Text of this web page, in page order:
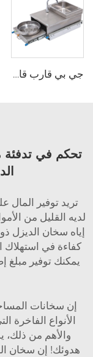
جي بي قارب قافلة كاميرفان سيارة ريفيل من الفولاذ المقاوم للصدأ سحب خارج غاز الموقد الموقد مع غسل المياه المدمج والصنبور
تحكم في تدفئة
تريد توفير المال
لديه القليل من
إياه سخان الديزل
كفاءة في استهلاك
يمكنك توفير مبلغ
إن سخانات
الأنواع الفاخرة
والأهم من ذلك،
هدوئك! إن سخان